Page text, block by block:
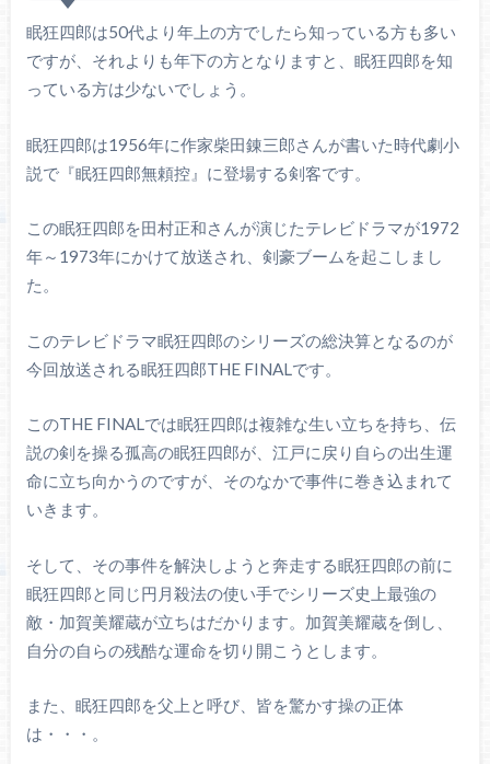
眠狂四郎は50代より年上の方でしたら知っている方も多い
ですが、それよりも年下の方となりますと、眠狂四郎を知
っている方は少ないでしょう。
眠狂四郎は1956年に作家柴田錬三郎さんが書いた時代劇小
説で『眠狂四郎無頼控』に登場する剣客です。
この眠狂四郎を田村正和さんが演じたテレビドラマが1972
年～1973年にかけて放送され、剣豪ブームを起こしまし
た。
このテレビドラマ眠狂四郎のシリーズの総決算となるのが
今回放送される眠狂四郎THE FINALです。
このTHE FINALでは眠狂四郎は複雑な生い立ちを持ち、伝
説の剣を操る孤高の眠狂四郎が、江戸に戻り自らの出生運
命に立ち向かうのですが、そのなかで事件に巻き込まれて
いきます。
そして、その事件を解決しようと奔走する眠狂四郎の前に
眠狂四郎と同じ円月殺法の使い手でシリーズ史上最強の
敵・加賀美耀蔵が立ちはだかります。加賀美耀蔵を倒し、
自分の自らの残酷な運命を切り開こうとします。
また、眠狂四郎を父上と呼び、皆を驚かす操の正体
は・・・。